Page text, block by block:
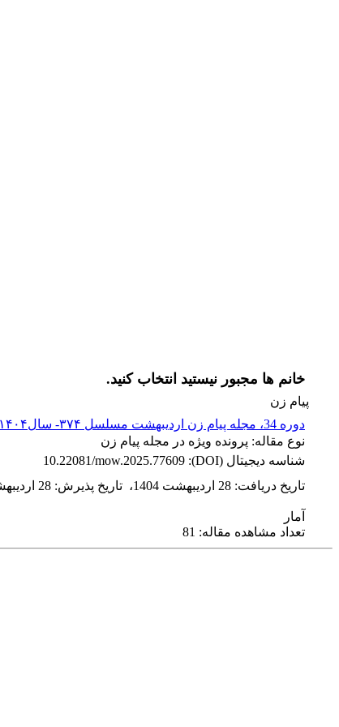
خانم ها مجبور نیستید انتخاب کنید.
پیام زن
دوره 34، مجله پیام زن اردیبهشت مسلسل ۳۷۴- سال۱۴۰۴ - شماره پیاپی 374
نوع مقاله: پرونده ویژه در مجله پیام زن
شناسه دیجیتال (DOI):
10.22081/mow.2025.77609
تاریخ دریافت: 28 اردیبهشت 1404 ، تاریخ پذیرش: 28 اردیبهشت 1404
آمار
تعداد مشاهده مقاله: 81